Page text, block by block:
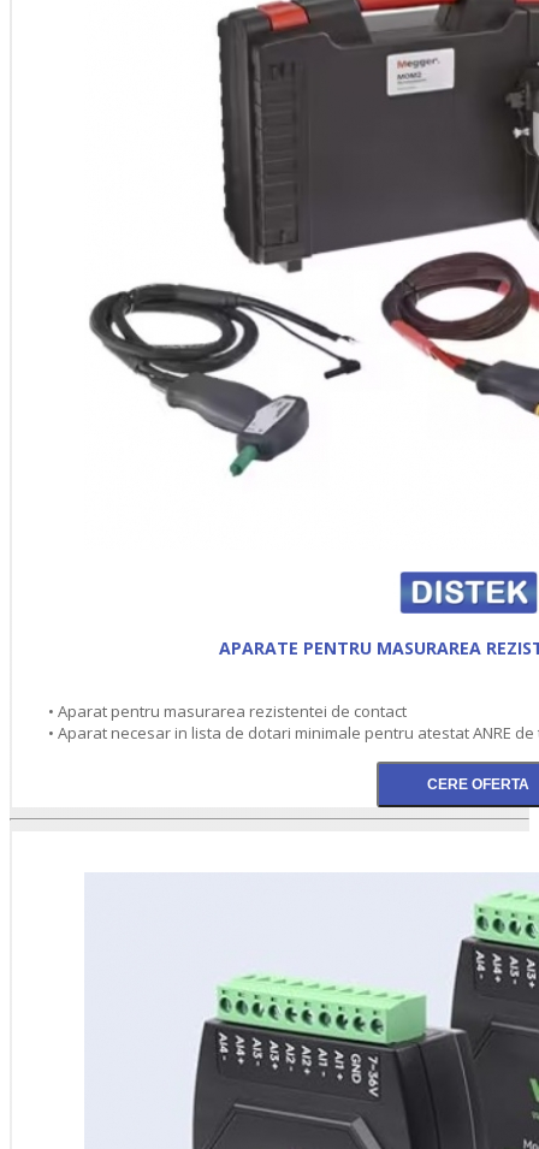
APARATE PENTRU MASURAREA
• Aparat pentru masurarea rezistentei de contact
• Aparat necesar in lista de dotari minimale pentru atestat ANRE de